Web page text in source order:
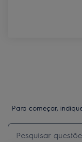
Para começar,
Type to search for support